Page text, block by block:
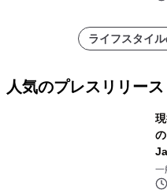
ライフスタイ
人気のプレスリリース
一